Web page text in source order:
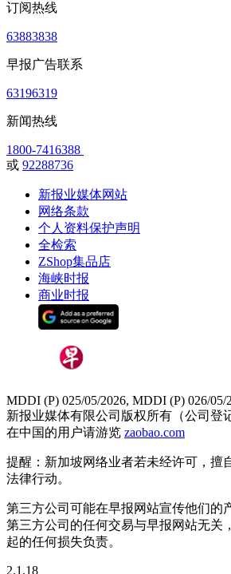
订阅热线
63883838
早报广告联系
63196319
新闻热线
1800-7416388
或 92288736
新报业媒体网站
网络条款
个人资料保护声明
全检索
ZShop集品店
海峡时报
商业时报
MDDI (P) 025/05/2026, MDDI (P) 026/05/
新报业媒体有限公司版权所有（公司登
在中国的用户请游览 zaobao.com
提醒：新加坡网络业者若未经许可，擅
法律行动。
第三方公司可能在早报网站宣传他们的
第三方公司的任何交易与早报网站无关
起的任何损失负责。
2.1.18